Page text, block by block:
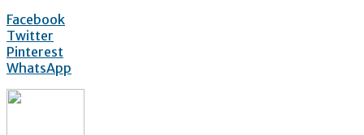
Facebook
Twitter
Pinterest
WhatsApp